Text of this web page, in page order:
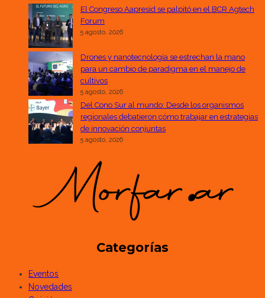
El Congreso Aapresid se palpitó en el BCR Agtech
Forum
5 agosto, 2026
Drones y nanotecnología se estrechan la mano
para un cambio de paradigma en el manejo de
cultivos
5 agosto, 2026
Del Cono Sur al mundo: Desde los organismos
regionales debatieron cómo trabajar en estrategias
de innovación conjuntas
5 agosto, 2026
Categorías
Eventos
Novedades